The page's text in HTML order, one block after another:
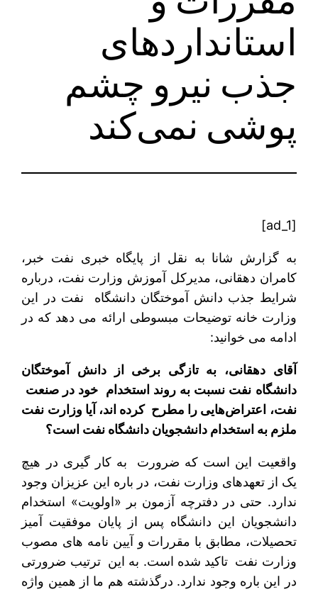
استانداردهای
جذب نیرو چشم
پوشی نمی‌کند
[ad_1]
به گزارش شانا به نقل از پایگاه خبری نفت خبر،
کامران دهقانی، مدیرکل آموزش وزارت نفت، درباره
شرایط جذب دانش آموختگان دانشگاه نفت در این
وزارت خانه توضیحات مبسوطی ارائه می دهد که در
ادامه می خوانید:
آقای دهقانی، به تازگی برخی از دانش آموختگان
دانشگاه نفت نسبت به روند استخدام خود در صنعت
نفت، اعتراض‌هایی را مطرح کرده اند، آیا وزارت نفت
ملزم به استخدام دانشجویان دانشگاه نفت است؟
واقعیت این است که ضرورت به کار گیری در هیچ
یک از تعهدهای وزارت نفت، در باره این عزیزان وجود
ندارد. حتی در دفترچه آزمون بر «اولویت» استخدام
دانشجویان این دانشگاه پس از پایان موفقیت آمیز
تحصیلات، مطابق با مقررات و آیین نامه های مصوب
وزارت نفت تاکید شده است. به این ترتیب ضرورتی
در این باره وجود ندارد. درگذشته هم ما از همین واژه